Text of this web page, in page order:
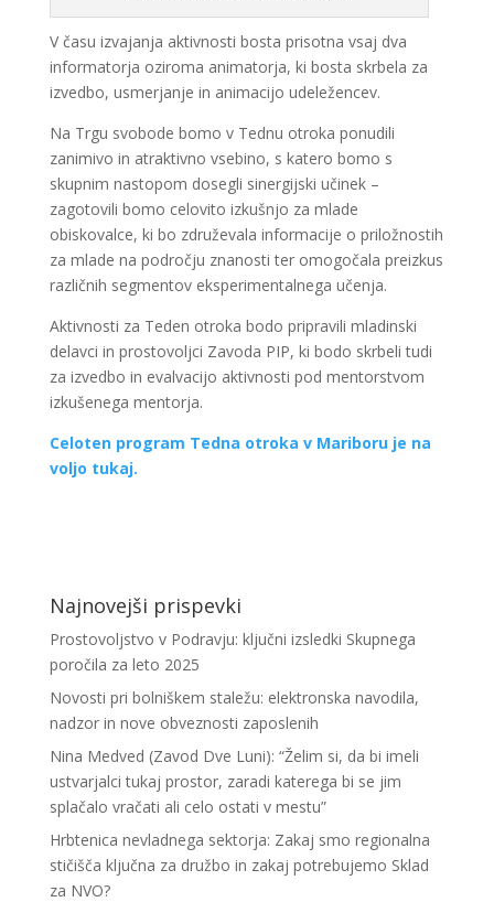
V času izvajanja aktivnosti bosta prisotna vsaj dva
informatorja oziroma animatorja, ki bosta skrbela za
izvedbo, usmerjanje in animacijo udeležencev.
Na Trgu svobode bomo v Tednu otroka ponudili
zanimivo in atraktivno vsebino, s katero bomo s
skupnim nastopom dosegli sinergijski učinek–
zagotovili bomo celovito izkušnjo za mlade
obiskovalce, ki bo združevala informacije o priložnostih
za mlade na področju znanosti ter omogočala preizkus
različnih segmentov eksperimentalnega učenja.
Aktivnosti za Teden otroka bodo pripravili mladinski
delavci in prostovoljci Zavoda PIP, ki bodo skrbeli tudi
za izvedbo in evalvacijo aktivnosti pod mentorstvom
izkušenega mentorja.
Celoten program Tedna otroka v Mariboru je na
voljo tukaj.
Najnovejši prispevki
Prostovoljstvo v Podravju: ključni izsledki Skupnega
poročila za leto 2025
Novosti pri bolniškem staležu: elektronska navodila,
nadzor in nove obveznosti zaposlenih
Nina Medved (Zavod Dve Luni): “Želim si, da bi imeli
ustvarjalci tukaj prostor, zaradi katerega bi se jim
splačalo vračati ali celo ostati v mestu”
Hrbtenica nevladnega sektorja: Zakaj smo regionalna
stičišča ključna za družbo in zakaj potrebujemo Sklad
za NVO?